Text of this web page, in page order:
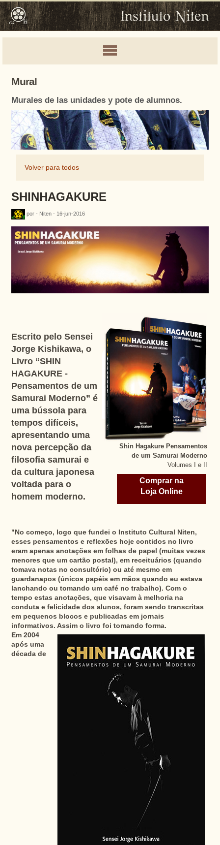
Mural
Murales de las unidades y pote de alumnos.
Volver para todos
SHINHAGAKURE
por - Niten - 16-jun-2016
Shin Hagakure Pensamentos
de um Samurai Moderno
Volumes I e II
Comprar na
Loja Online
Escrito pelo Sensei
Jorge Kishikawa, o
Livro “SHIN
HAGAKURE -
Pensamentos de um
Samurai Moderno” é
uma bússola para
tempos difíceis,
apresentando uma
nova percepção da
filosofia samurai e
da cultura japonesa
voltada para o
homem moderno.
"No começo, logo que fundei o Instituto Cultural Niten,
esses pensamentos e reflexões hoje contidos no livro
eram apenas anotações em folhas de papel (muitas vezes
menores que um cartão postal), em receituários (quando
tomava notas no consultório) ou até mesmo em
guardanapos (únicos papéis em mãos quando eu estava
lanchando ou tomando um café no trabalho). Com o
tempo estas anotações, que visavam à melhoria na
conduta e felicidade dos alunos, foram sendo transcritas
em pequenos blocos e publicadas em jornais
informativos. Assim o livro foi tomando forma.
Em 2004
após uma
década de